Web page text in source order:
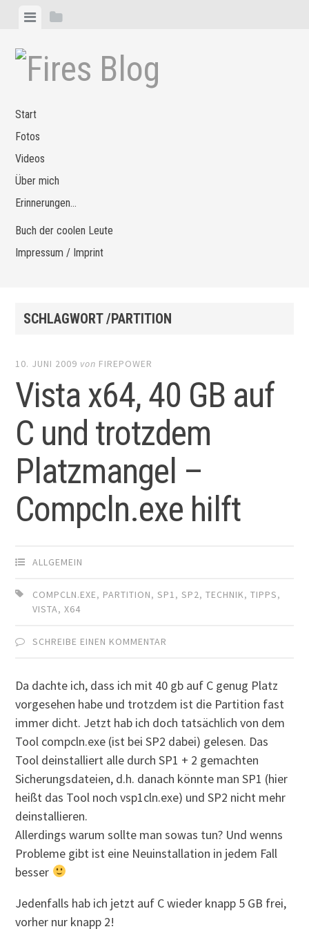
Zum
springen
MenüSeitenleiste
Start
Fotos
Videos
Über mich
Erinnerungen…
Buch der coolen Leute
Impressum / Imprint
SCHLAGWORT /PARTITION
10. JUNI 2009 von FIREPOWER
Vista x64, 40 GB auf
C und trotzdem
Platzmangel –
Compcln.exe hilft
ALLGEMEIN
COMPCLN.EXE, PARTITION,SP1,SP2,TECHNIK,TIPPS,
VISTA,X64
SCHREIBE EINEN KOMMENTAR
Da dachte ich, dass ich mit 40 gb auf C genug Platz
vorgesehen habe und trotzdem ist die Partition fast
immer dicht. Jetzt hab ich doch tatsächlich von dem
Tool compcln.exe (ist bei SP2 dabei) gelesen. Das
Tool deinstalliert alle durch SP1 + 2 gemachten
Sicherungsdateien, d.h. danach könnte man SP1 (hier
heißt das Tool noch vsp1cln.exe) und SP2 nicht mehr
deinstallieren.
Allerdings warum sollte man sowas tun? Und wenns
Probleme gibt ist eine Neuinstallation in jedem Fall
besser
Jedenfalls hab ich jetzt auf C wieder knapp 5 GB frei,
vorher nur knapp 2!